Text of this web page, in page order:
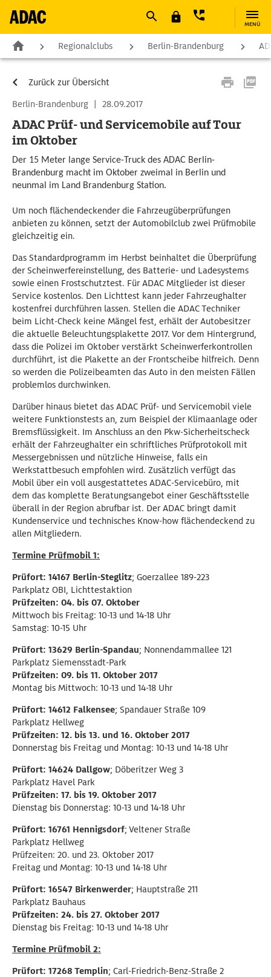
MENÜ
Regionalclubs Berlin-Brandenburg
Zurück zur Übersicht
Berlin-Brandenburg | 28.09.2017
ADAC Prüf- und Servicemobile auf Tour
im Oktober
Der 15 Meter lange Service-Truck des ADAC Berlin-
Brandenburg macht im Oktober zweimal in Berlin und
neunmal im Land Brandenburg Station.
Um noch flächendeckender die Fahrzeugüberprüfungen
anbieten zu können, setzt der Automobilclub zwei Prüfmobile
gleichzeitig ein.
Das Standardprogramm im Herbst beinhaltet die Überprüfung
der Scheinwerfereinstellung, des Batterie- und Ladesystems
sowie einen Frostschutztest. Für ADAC Mitglieder ist dieser
Service kostenlos. Den Lichttest kann jeder Fahrzeughalter
kostenfrei durchführen lassen. Stellen die ADAC Techniker
beim Licht-Check keine Mängel fest, erhält der Autobesitzer
die aktuelle Beleuchtungsplakette 2017. Vor dem Hintergrund,
dass die Polizei im Oktober verstärkt Scheinwerferkontrollen
durchführt, ist die Plakette an der Frontscheibe hilfreich. Denn
so werden die Polizeibeamten das Auto in den meisten Fällen
problemlos durchwinken.
Darüber hinaus bietet das ADAC Prüf- und Servicemobil viele
weitere Funktionstests an, zum Beispiel der Klimaanlage oder
Bremsflüssigkeit. Im Anschluss an den Pkw-Sicherheitscheck
erhält der Fahrzeughalter ein schriftliches Prüfprotokoll mit
Messergebnissen und nützliche Hinweise, falls ein
Werkstattbesuch empfohlen wird. Zusätzlich verfügt das
Mobil über ein voll ausgestattetes ADAC-Servicebüro, mit
dem das komplette Beratungsangebot einer Geschäftsstelle
überall in der Region abrufbar ist. Der ADAC bringt damit
Kundenservice und technisches Know-how flächendeckend zu
allen Mitgliedern.
Termine Prüfmobil 1:
Prüfort: 14167 Berlin-Steglitz; Goerzallee 189-223
Parkplatz OBI, Lichttestaktion
Prüfzeiten: 04. bis 07. Oktober
Mittwoch bis Freitag: 10-13 und 14-18 Uhr
Samstag: 10-15 Uhr
Prüfort: 13629 Berlin-Spandau; Nonnendammallee 121
Parkplatz Siemensstadt-Park
Prüfzeiten: 09. bis 11. Oktober 2017
Montag bis Mittwoch: 10-13 und 14-18 Uhr
Prüfort: 14612 Falkensee; Spandauer Straße 109
Parkplatz Hellweg
Prüfzeiten: 12. bis 13. und 16. Oktober 2017
Donnerstag bis Freitag und Montag: 10-13 und 14-18 Uhr
Prüfort: 14624 Dallgow; Döberitzer Weg 3
Parkplatz Havel Park
Prüfzeiten: 17. bis 19. Oktober 2017
Dienstag bis Donnerstag: 10-13 und 14-18 Uhr
Prüfort: 16761 Hennigsdorf; Veltener Straße
Parkplatz Hellweg
Prüfzeiten: 20. und 23. Oktober 2017
Freitag und Montag: 10-13 und 14-18 Uhr
Prüfort: 16547 Birkenwerder; Hauptstraße 211
Parkplatz Bauhaus
Prüfzeiten: 24. bis 27. Oktober 2017
Dienstag bis Freitag: 10-13 und 14-18 Uhr
Termine Prüfmobil 2:
Prüfort: 17268 Templin; Carl-Friedrich-Benz-Straße 2